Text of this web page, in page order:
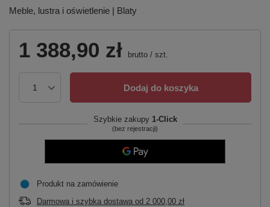
Meble, lustra i oświetlenie | Blaty
1 388,90 zł brutto / szt.
Dodaj do koszyka
Szybkie zakupy 1-Click
(bez rejestracji)
Produkt na zamówienie
Darmowa i szybka dostawa od 2 000,00 zł